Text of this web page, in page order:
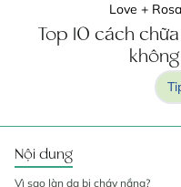
Love + Rosa
Top 10 cách
Nội dung
Vì sao làn da bị cháy nắng?